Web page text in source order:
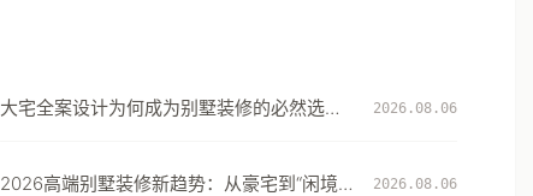
大宅全案设计为何成为别墅装修的必然选
2026.08.06
2026高端别墅装修新趋势：从豪宅到“闲境”
2026.08.06